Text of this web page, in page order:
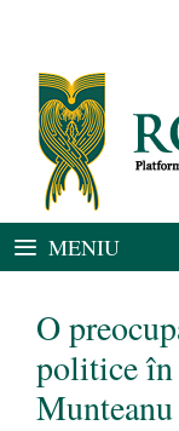
conținut
MENIU
O
politice
Munteanu